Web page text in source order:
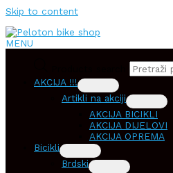
Skip to content
MENU
AKCIJA !!!
Artikli na akciji
AKCIJA BICIKLI
AKCIJA DIJELOVI
AKCIJA OPREMA
Bicikli
Brdski